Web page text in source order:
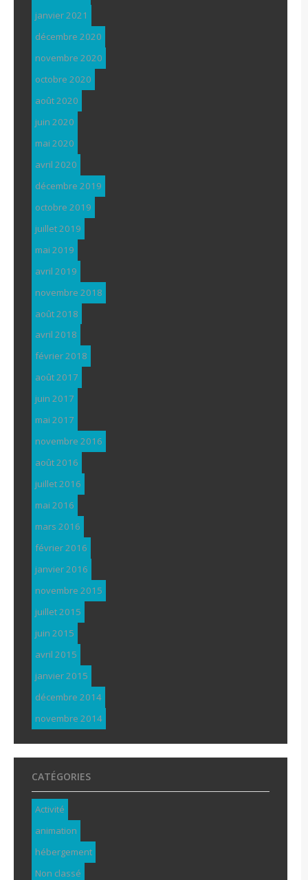
janvier 2021
décembre 2020
novembre 2020
octobre 2020
août 2020
juin 2020
mai 2020
avril 2020
décembre 2019
octobre 2019
juillet 2019
mai 2019
avril 2019
novembre 2018
août 2018
avril 2018
février 2018
août 2017
juin 2017
mai 2017
novembre 2016
août 2016
juillet 2016
mai 2016
mars 2016
février 2016
janvier 2016
novembre 2015
juillet 2015
juin 2015
avril 2015
janvier 2015
décembre 2014
novembre 2014
CATÉGORIES
Activité
animation
hébergement
Non classé